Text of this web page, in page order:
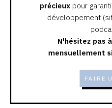
précieuxpour
développement
N'hésitez pas
mensuellement
FAIRE